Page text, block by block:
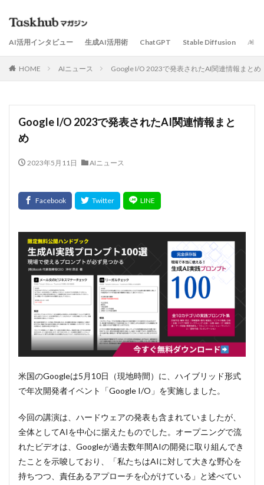
AI活用インタビュー 生成AI活用術 ChatGPT Stable Diffusion AIサ
HOME AIニュース Google I/O 2023で発表されたAI関連情報まとめ
Google I/O 2023で発表されたAI関連情報まと
め
2023年5月11日 AIニュース
米国のGoogleは5月10日（現地時間）に、ハイブリッド形式
で年次開発者イベント「Google I/O」を実施しました。
今回の講演は、ハードウェアの発表も含まれていましたが、
全体としてAIを中心に据えたものでした。オープニングで流
れたビデオは、Googleが過去数年間AIの開発に取り組んでき
たことを示唆しており、「私たちはAIに対して大きな野心を
持ちつつ、責任あるアプローチを心がけている」と述べてい